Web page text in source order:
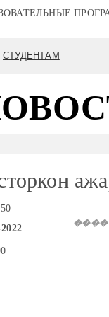
СТУДЕНТАМ